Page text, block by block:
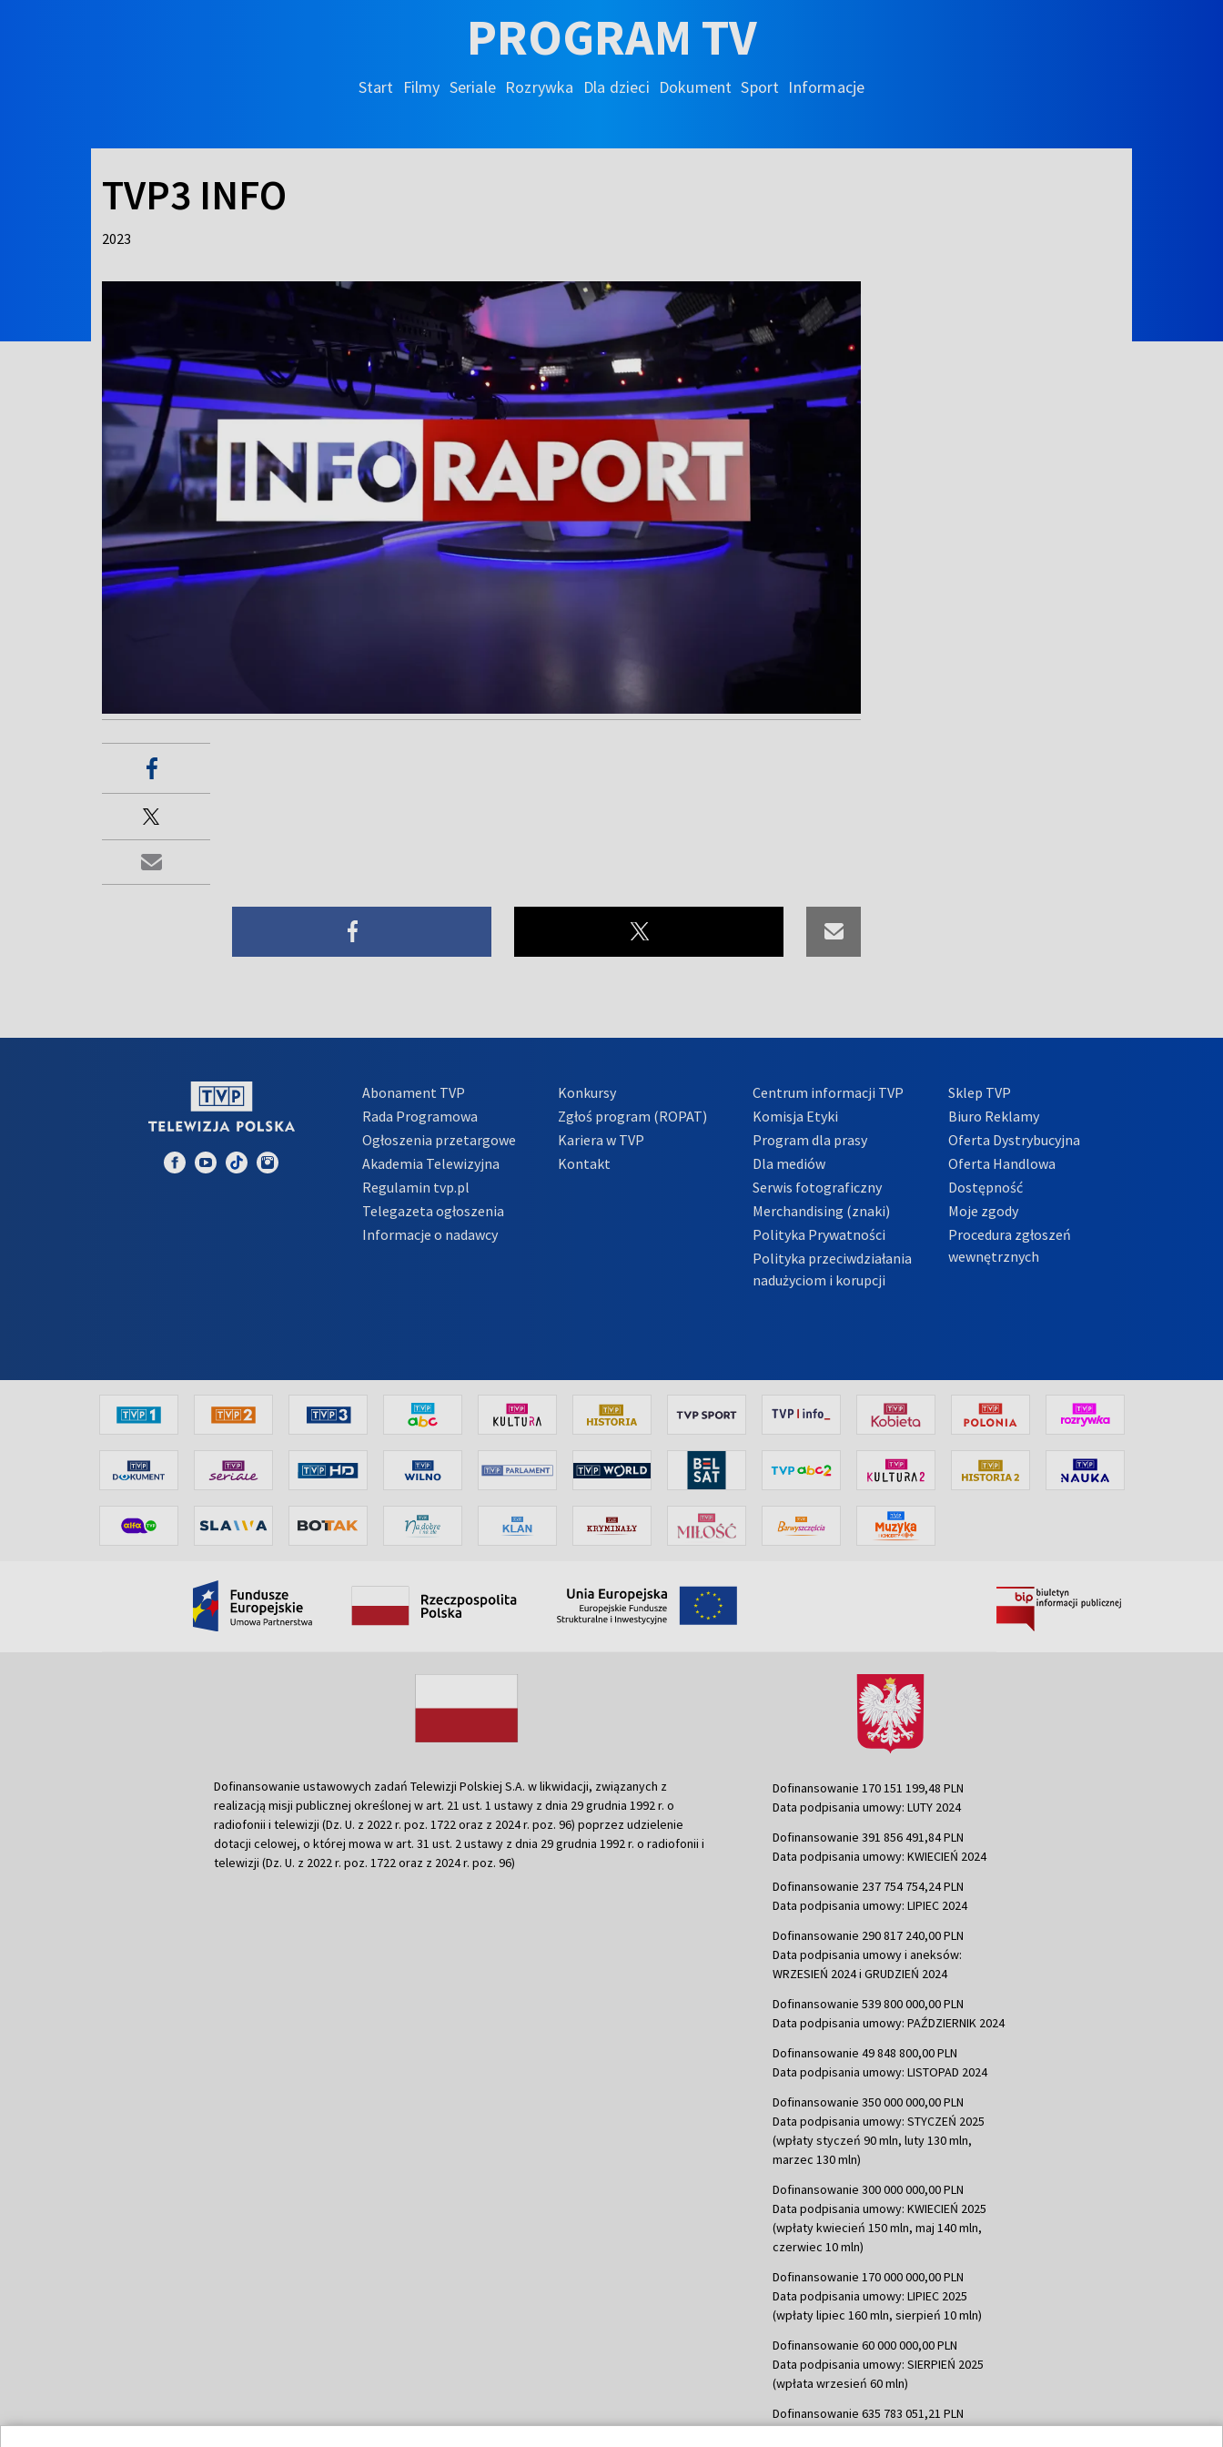
PROGRAM TV
Start Filmy Seriale Rozrywka Dla dzieci Dokument Sport Informacje
TVP3 INFO
2023
Abonament TVP
Rada Programowa
Ogłoszenia przetargowe
Akademia Telewizyjna
Regulamin tvp.pl
Telegazeta ogłoszenia
Informacje o nadawcy
Konkursy
Zgłoś program (ROPAT)
Kariera w TVP
Kontakt
Centrum informacji TVP
Komisja Etyki
Program dla prasy
Dla mediów
Serwis fotograficzny
Merchandising (znaki)
Polityka Prywatności
Polityka przeciwdziałania
nadużyciom i korupcji
Sklep TVP
Biuro Reklamy
Oferta Dystrybucyjna
Oferta Handlowa
Dostępność
Moje zgody
Procedura zgłoszeń
wewnętrznych
Dofinansowanie ustawowych zadań Telewizji Polskiej S.A. w likwidacji, związanych z
realizacją misji publicznej określonej w art. 21 ust. 1 ustawy z dnia 29 grudnia 1992 r. o
radiofonii i telewizji (Dz. U. z 2022 r. poz. 1722 oraz z 2024 r. poz. 96) poprzez udzielenie
dotacji celowej, o której mowa w art. 31 ust. 2 ustawy z dnia 29 grudnia 1992 r. o radiofonii i
telewizji (Dz. U. z 2022 r. poz. 1722 oraz z 2024 r. poz. 96)
Dofinansowanie 170 151 199,48 PLN
Data podpisania umowy: LUTY 2024
Dofinansowanie 391 856 491,84 PLN
Data podpisania umowy: KWIECIEŃ 2024
Dofinansowanie 237 754 754,24 PLN
Data podpisania umowy: LIPIEC 2024
Dofinansowanie 290 817 240,00 PLN
Data podpisania umowy i aneksów:
WRZESIEŃ 2024 i GRUDZIEŃ 2024
Dofinansowanie 539 800 000,00 PLN
Data podpisania umowy: PAŹDZIERNIK 2024
Dofinansowanie 49 848 800,00 PLN
Data podpisania umowy: LISTOPAD 2024
Dofinansowanie 350 000 000,00 PLN
Data podpisania umowy: STYCZEŃ 2025
(wpłaty styczeń 90 mln, luty 130 mln,
marzec 130 mln)
Dofinansowanie 300 000 000,00 PLN
Data podpisania umowy: KWIECIEŃ 2025
(wpłaty kwiecień 150 mln, maj 140 mln,
czerwiec 10 mln)
Dofinansowanie 170 000 000,00 PLN
Data podpisania umowy: LIPIEC 2025
(wpłaty lipiec 160 mln, sierpień 10 mln)
Dofinansowanie 60 000 000,00 PLN
Data podpisania umowy: SIERPIEŃ 2025
(wpłata wrzesień 60 mln)
Dofinansowanie 635 783 051,21 PLN